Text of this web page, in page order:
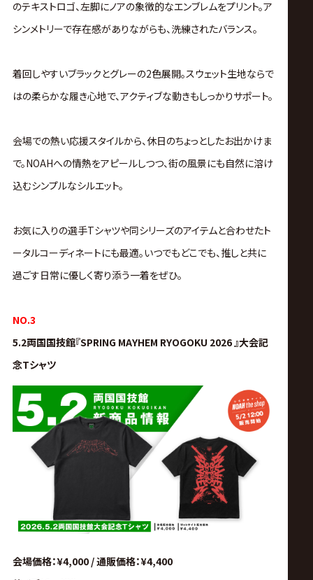
のテキストロゴ、左脚にノアの象徴的なエンブレムをプリント。ア
シンメトリーで存在感がありながらも、洗練されたバランス。
着回しやすいブラックとグレーの2色展開。スウェット生地ならで
はの柔らかな履き心地で、アクティブな動きもしっかりサポート。
会場での熱い応援スタイルから、休日のちょっとしたお出かけま
で。NOAHへの情熱をアピールしつつ、街の風景にも自然に溶け
込むシンプルなシルエット。
お気に入りの選手Tシャツや同シリーズのアイテムと合わせたト
ータルコーディネートにも最適。いつでもどこでも、推しと共に
過ごす日常に優しく寄り添う一着をぜひ。
NO.3
5.2両国国技館『SPRING MAYHEM RYOGOKU 2026 』大会記
念Tシャツ
会場価格：¥4,000 / 通販価格：¥4,400